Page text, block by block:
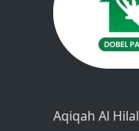
Aqiqah Al Hilal